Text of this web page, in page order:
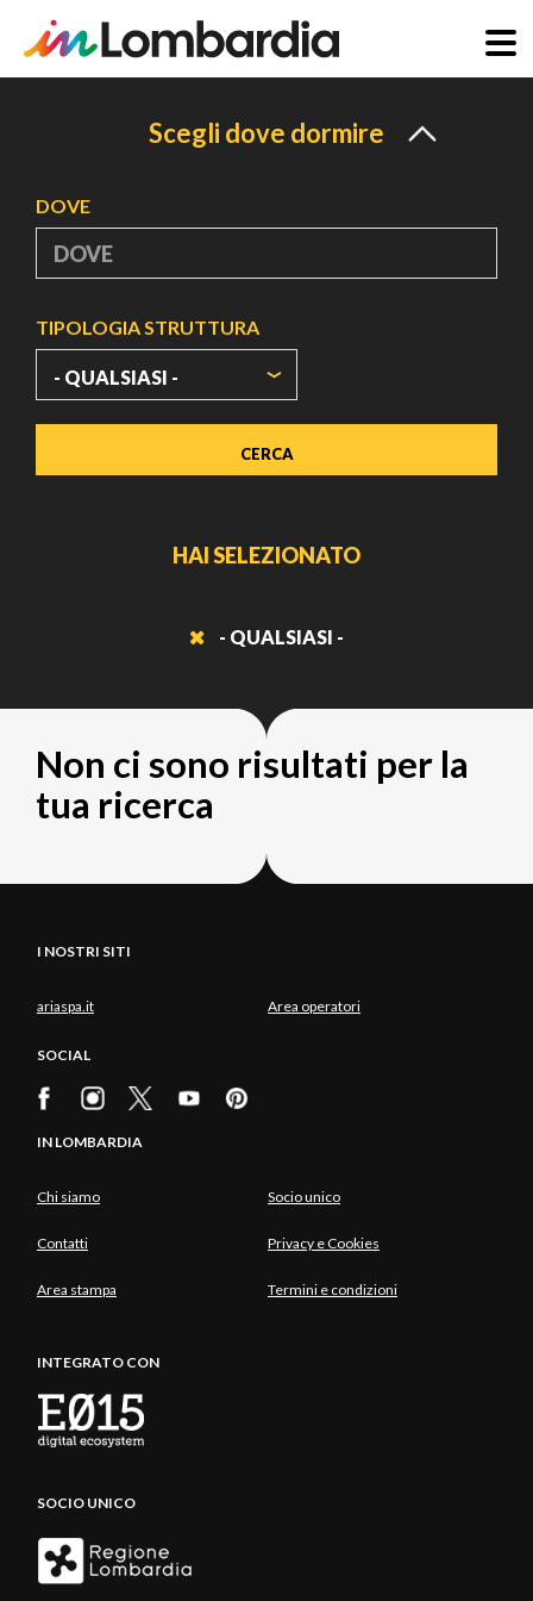
Scegli dove dormire
DOVE
TIPOLOGIA STRUTTURA
HAI SELEZIONATO
- QUALSIASI -
Non ci sono risultati per la
tua ricerca
I NOSTRI SITI
ariaspa.it Area operatori
SOCIAL
IN LOMBARDIA
Chi siamo Socio unico
Contatti Privacy e Cookies
Area stampa Termini e condizioni
INTEGRATO CON
SOCIO UNICO